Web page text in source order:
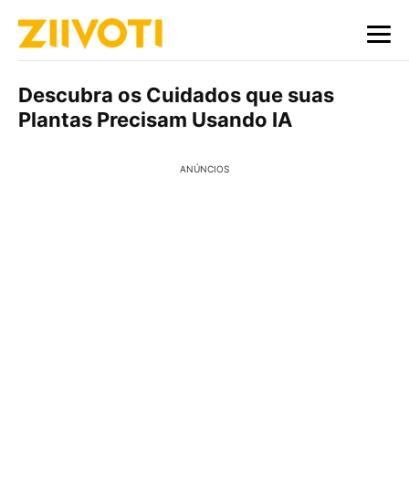
Descubra os Cuidados que suas
Plantas Precisam Usando IA
ANÚNCIOS